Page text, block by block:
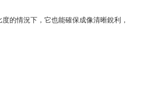
的情況下，它也能確保成像清晰銳利，